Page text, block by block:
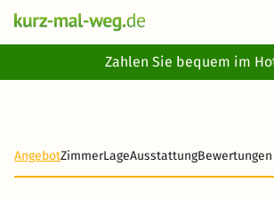
Zahlen Sie bequem im
AngebotZimmerLageAusstattungBewertungen